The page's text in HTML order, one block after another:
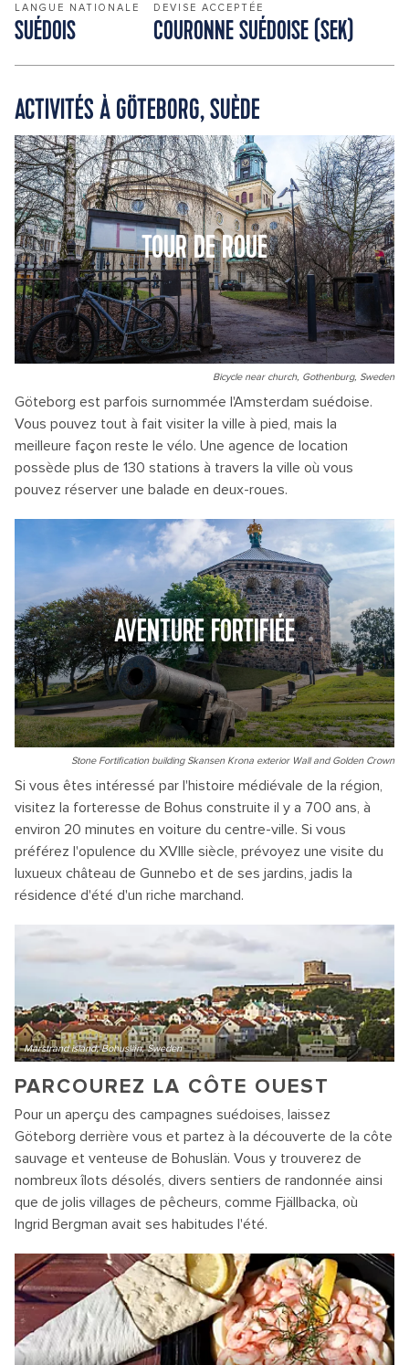
LANGUE NATIONALE
SUÉDOIS
DEVISE ACCEPTÉE
COURONNE SUÉDOISE (SEK)
ACTIVITÉS À GÖTEBORG, SUÈDE
TOUR DE ROUE
Bicycle near church, Gothenburg, Sweden
Göteborg est parfois surnommée l'Amsterdam suédoise.
Vous pouvez tout à fait visiter la ville à pied, mais la
meilleure façon reste le vélo. Une agence de location
possède plus de 130 stations à travers la ville où vous
pouvez réserver une balade en deux-roues.
AVENTURE FORTIFIÉE
Stone Fortification building Skansen Krona exterior Wall and Golden Crown
Si vous êtes intéressé par l'histoire médiévale de la région,
visitez la forteresse de Bohus construite il y a 700 ans, à
environ 20 minutes en voiture du centre-ville. Si vous
préférez l'opulence du XVIIIe siècle, prévoyez une visite du
luxueux château de Gunnebo et de ses jardins, jadis la
résidence d'été d'un riche marchand.
Marstrand island, Bohuslän, Sweden
PARCOUREZ LA CÔTE OUEST
Pour un aperçu des campagnes suédoises, laissez
Göteborg derrière vous et partez à la découverte de la côte
sauvage et venteuse de Bohuslän. Vous y trouverez de
nombreux îlots désolés, divers sentiers de randonnée ainsi
que de jolis villages de pêcheurs, comme Fjällbacka, où
Ingrid Bergman avait ses habitudes l'été.